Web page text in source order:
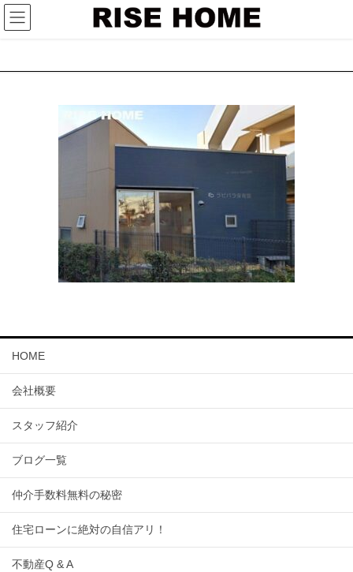
HOME
会社概要
スタッフ紹介
ブログ一覧
仲介手数料無料の秘密
住宅ローンに絶対の自信アリ！
不動産Q & A